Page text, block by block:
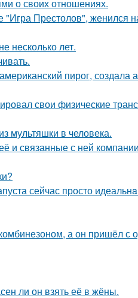
о своих отношениях.
"Игра Престолов", женился
несколько лет.
пирог, создала
свои физические
мультяшки в человека.
и связанные с ней
сейчас просто
а он пришёл с
ли он взять её в жёны.